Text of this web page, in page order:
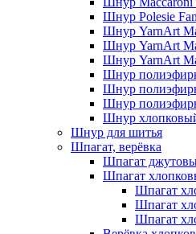
Шнур Polesie
Шнур YarnArt
Шнур YarnArt
Шнур YarnArt
Шнур
Шнур
Шнур
Шнур
Шнур для шитья
Шпагат, верёвка
Шпагат
Шпагат
Шпагат
Шпагат
Шпагат